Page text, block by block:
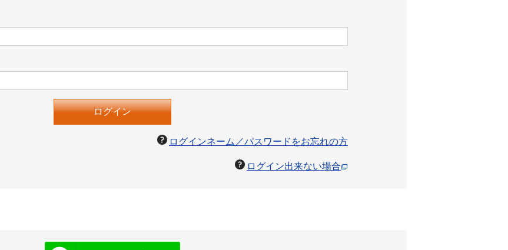
ログインネーム／パスワードをお忘れの方
ログイン出来ない場合